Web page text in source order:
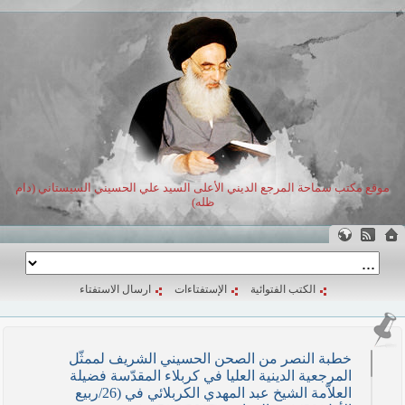
موقع مكتب سماحة المرجع الديني الأعلى السيد علي الحسيني السيستاني (دام
ظله)
الكتب الفتوائية الإستفتاءات ارسال الاستفتاء
خطبة النصر من الصحن الحسيني الشريف لممثّل
المرجعية الدينية العليا في كربلاء المقدّسة فضيلة
العلاّمة الشيخ عبد المهدي الكربلائي في (26/ربيع